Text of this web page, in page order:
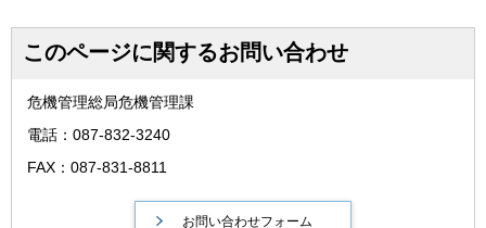
このページに関するお問い合わせ
危機管理総局危機管理課
電話：087-832-3240
FAX：087-831-8811